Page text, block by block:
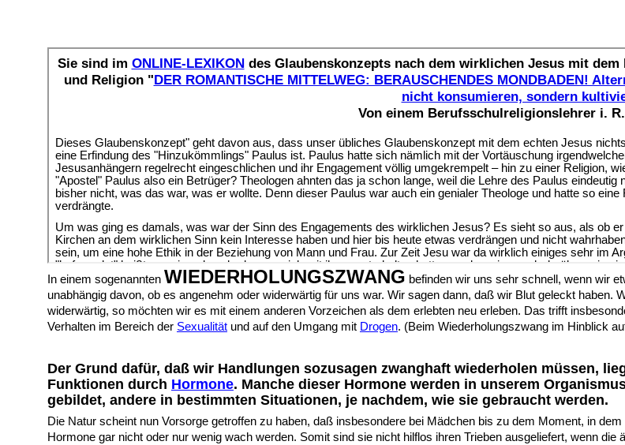
In einem sogenannten WIEDERHOLUNGSZWANG befinden wir uns sehr schnell, wenn wir
unabhängig davon, ob es angenehm oder widerwärtig für uns war. Wir sagen dann, daß wir Blut geleckt
widerwärtig, so möchten wir es mit einem anderen Vorzeichen als dem erlebten neu erleben. Das trifft
Verhalten im Bereich der Sexualität und auf den Umgang mit Drogen. (Beim Wiederholungszwang im Hinblick
Der Grund dafür, daß wir Handlungen sozusagen zwanghaft wiederholen müssen,
Funktionen durch Hormone. Manche dieser Hormone werden in unserem
gebildet, andere in bestimmten Situationen, je nachdem, wie sie gebraucht werden.
Die Natur scheint nun Vorsorge getroffen zu haben, daß insbesondere bei Mädchen bis zu dem Moment, in
Hormone gar nicht oder nur wenig wach werden. Somit sind sie nicht hilflos ihren Trieben ausgeliefert, wenn